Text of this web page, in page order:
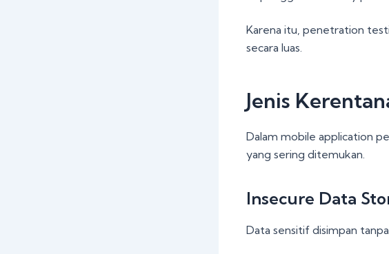
Karena itu, penetration
secara luas.
Jenis
Dalam mobile application
yang sering ditemukan.
Insecure Data
Data sensitif disimpan